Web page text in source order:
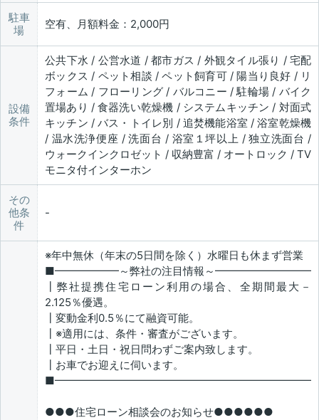
駐車
場
空有、月額料金：2,000円
設備
条件
公共下水 / 公営水道 / 都市ガス / 外観タイル張り / 宅配
ボックス / ペット相談 / ペット飼育可 / 陽当り良好 / リ
フォーム / フローリング / バルコニー / 駐輪場 / バイク
置場あり / 食器洗い乾燥機 / システムキッチン / 対面式
キッチン / バス・トイレ別 / 追焚機能浴室 / 浴室乾燥機
/ 温水洗浄便座 / 洗面台 / 浴室１坪以上 / 独立洗面台 /
ウォークインクロゼット / 収納豊富 / オートロック / TV
モニタ付インターホン
その
他条
件
※年中無休（年末の5日間を除く）水曜日も休まず営業
■━━━━━━～弊社の注目情報～━━━━━━━━━
┃弊社提携住宅ローン利用の場合、全期間最大－
2.125％優遇。
┃変動金利0.5％にて融資可能。
┃※適用には、条件・審査がございます。
┃平日・土日・祝日問わずご案内致します。
┃お車でお迎えに伺います。
■━━━━━━━━━━━━━━━━━━━━━━━━
●●●住宅ローン相談会のお知らせ●●●●●●